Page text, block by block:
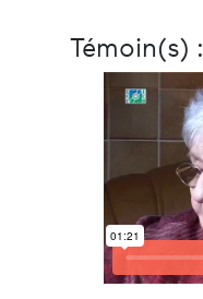
Témoin(s) :